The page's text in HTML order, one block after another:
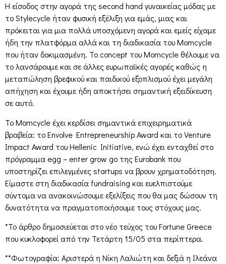
Η είσοδος στην αγορά της second hand γυναικείας μόδας με
το Stylecycle ήταν φυσική εξέλιξη για εμάς, μιας και
πρόκειται για μια πολλά υποσχόμενη αγορά και εμείς είχαμε
ήδη την πλατφόρμα αλλά και τη διαδικασία του Momcycle
που ήταν δοκιμασμένη. Το concept του Momcycle θέλουμε να
το λανσάρουμε και σε άλλες ευρωπαϊκές αγορές καθώς η
μεταπώληση βρεφικού και παιδικού εξοπλισμού έχει μεγάλη
απήχηση και έχουμε ήδη αποκτήσει σημαντική εξειδίκευση
σε αυτό.
Το Momcycle έχει κερδίσει σημαντικά επιχειρηματικά
βραβεία: το Envolve Entrepreneurship Award και το Venture
Impact Award του Hellenic Initiative, ενώ έχει ενταχθεί στο
πρόγραμμα egg – enter grow go της Εurobank που
υποστηρίζει επιλεγμένες startups να βρουν χρηματοδότηση.
Είμαστε στη διαδικασία fundraising και ευελπιστούμε
σύντομα να ανακοινώσουμε εξελίξεις που θα μας δώσουν τη
δυνατότητα να πραγματοποιήσουμε τους στόχους μας.
*Το άρθρο δημοσιεύεται στο νέο τεύχος του Fortune Greece
που κυκλοφορεί από την Τετάρτη 15/05 στα περίπτερα.
**Φωτογραφία: Αριστερά η Νίκη Λαλιώτη και δεξιά η Ιλεάνα